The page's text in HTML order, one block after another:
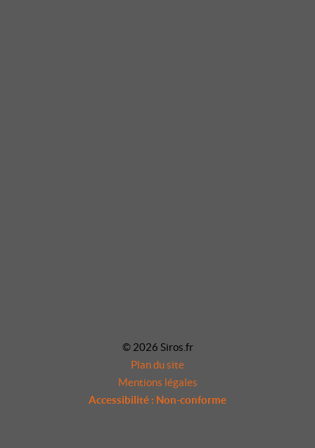
© 2026 Siros.fr
Plan du site
Mentions légales
Accessibilité : Non-conforme